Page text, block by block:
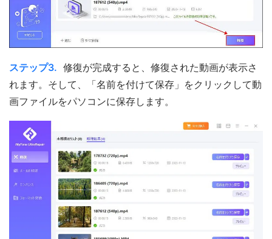
ステップ3. 修復が完成すると、修復された動画が表示さ
れます。そして、「名前を付けて保存」をクリックして動
画ファイルをパソコンに保存します。